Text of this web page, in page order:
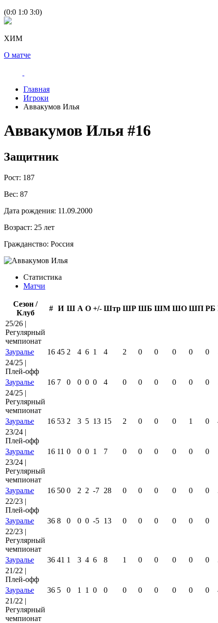
(0:0 1:0 3:0)
ХИМ
О матче
Главная
Игроки
Аввакумов Илья
Аввакумов Илья #16
Защитник
Рост: 187
Вес: 87
Дата рождения: 11.09.2000
Возраст: 25 лет
Гражданство: Россия
Статистика
Матчи
Сезон /
Клуб
# И Ш А О +/- Штр ШР ШБ ШМ ШО ШП РБ
25/26 |
Регулярный
чемпионат
Зауралье
16 45 2 4 6 1 4 2 0 0 0 0 0
24/25 |
Плей-офф
Зауралье
16 7 0 0 0 0 4 0 0 0 0 0 0
24/25 |
Регулярный
чемпионат
Зауралье
16 53 2 3 5 13 15 2 0 0 0 1 0
23/24 |
Плей-офф
Зауралье
16 11 0 0 0 1 7 0 0 0 0 0 0
23/24 |
Регулярный
чемпионат
Зауралье
16 50 0 2 2 -7 28 0 0 0 0 0 0
22/23 |
Плей-офф
Зауралье
36 8 0 0 0 -5 13 0 0 0 0 0 0
22/23 |
Регулярный
чемпионат
Зауралье
36 41 1 3 4 6 8 1 0 0 0 0 0
21/22 |
Плей-офф
Зауралье
36 5 0 1 1 0 0 0 0 0 0 0 0
21/22 |
Регулярный
чемпионат